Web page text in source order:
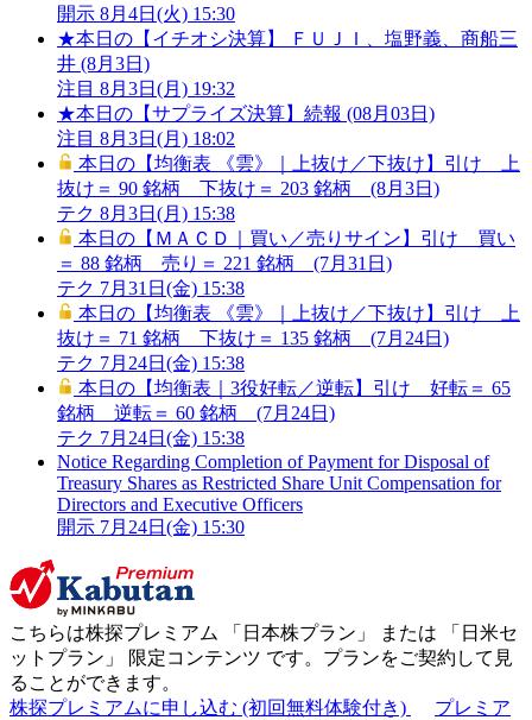
開示 8月4日(火) 15:30
★本日の【イチオシ決算】 ＦＵＪＩ、塩野義、商船三
井 (8月3日)
注目 8月3日(月) 19:32
★本日の【サプライズ決算】続報 (08月03日)
注目 8月3日(月) 18:02
本日の【均衡表 《雲》｜上抜け／下抜け】引け 上
抜け＝ 90 銘柄 下抜け＝ 203 銘柄 (8月3日)
テク 8月3日(月) 15:38
本日の【ＭＡＣＤ｜買い／売りサイン】引け 買い
＝ 88 銘柄 売り＝ 221 銘柄 (7月31日)
テク 7月31日(金) 15:38
本日の【均衡表 《雲》｜上抜け／下抜け】引け 上
抜け＝ 71 銘柄 下抜け＝ 135 銘柄 (7月24日)
テク 7月24日(金) 15:38
本日の【均衡表｜3役好転／逆転】引け 好転＝ 65
銘柄 逆転＝ 60 銘柄 (7月24日)
テク 7月24日(金) 15:38
Notice Regarding Completion of Payment for Disposal of
Treasury Shares as Restricted Share Unit Compensation for
Directors and Executive Officers
開示 7月24日(金) 15:30
こちらは株探プレミアム 「 日本株プラン 」 または 「 日米セ
ットプラン 」 限定コンテンツ です。プランをご契約して見
ることができます。
株探プレミアムに申し込む (初回無料体験付き)
プレミア